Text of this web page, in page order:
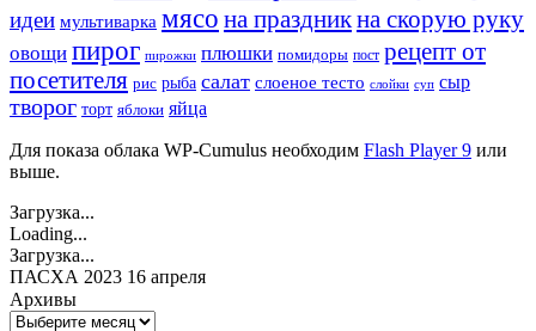
идеи мультиварка мясо на праздникна скорую руку
овощи пирог пирожки плюшки помидоры пост рецепт от
посетителя рис рыба салат слоеное тесто слойки суп сыр
творог торт яблоки яйца
Для показа облака WP-Cumulus необходим Flash Player 9 или
выше.
Загрузка...
Loading...
Загрузка...
ПАСХА 2023 16 апреля
Архивы
Архивы